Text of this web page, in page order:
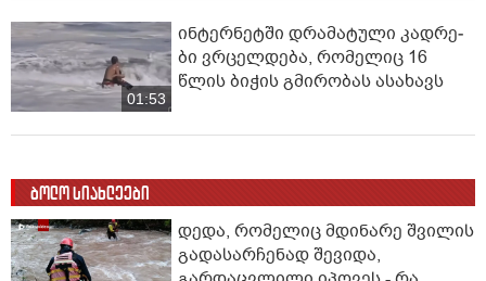
01:53
ინ­ტერ­ნეტ­ში დრა­მა­ტუ­ლი კად­რე­
ბი ვრცელდება, რომელიც 16
წლის ბიჭის გმირობას ასახავს
ბოლო სიახლეები
დედა, რომელიც მდინარე შვილის
გადასარჩენად შევიდა,